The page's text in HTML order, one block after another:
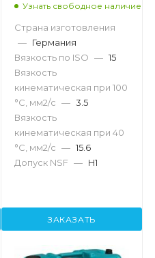
Узнать свободное наличие
Страна изготовления
— Германия
Вязкость по ISO — 15
Вязкость
кинематическая при 100
°С, мм2/с — 3.5
Вязкость
кинематическая при 40
°С, мм2/с — 15.6
Допуск NSF — H1
ЗАКАЗАТЬ